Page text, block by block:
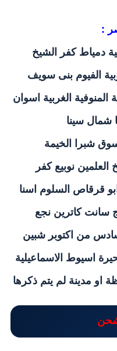
:
دمياط كفر الشيخ
الفيوم بنى سويف
الغربية اسوان
شمال سينا
شبرا الخيمة
نوبيع كفر
قرقاص السلوم اسنا
سانت كاترين نجع
من اكتوبر شبين
اسيوط الاسماعيلية
او مدينة لم يتم ذكرها